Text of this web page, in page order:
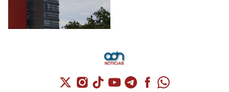
Cuenta de X / Twitter (se abre en una
Cuenta de Instagram (se abre en una
Cuenta de TikTok (se abre en
Cuenta de YouTube (se abre
Cuenta de Telegram (se
Cuenta de
Cuenta de